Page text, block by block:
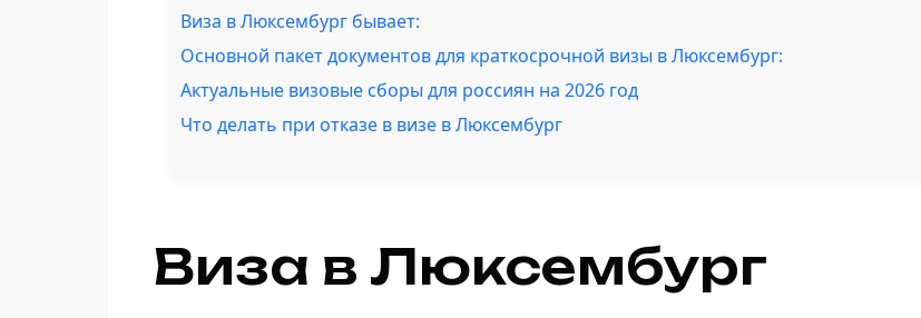
Виза в Люксембург бывает:
Основной пакет документов для краткосрочной визы в Люксембург:
Актуальные визовые сборы для россиян на 2026 год
Что делать при отказе в визе в Люксембург
Виза в Люксембург